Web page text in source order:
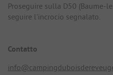
Proseguire sulla D50 (Baume-
seguire l'incrocio segnalato.
Contatto